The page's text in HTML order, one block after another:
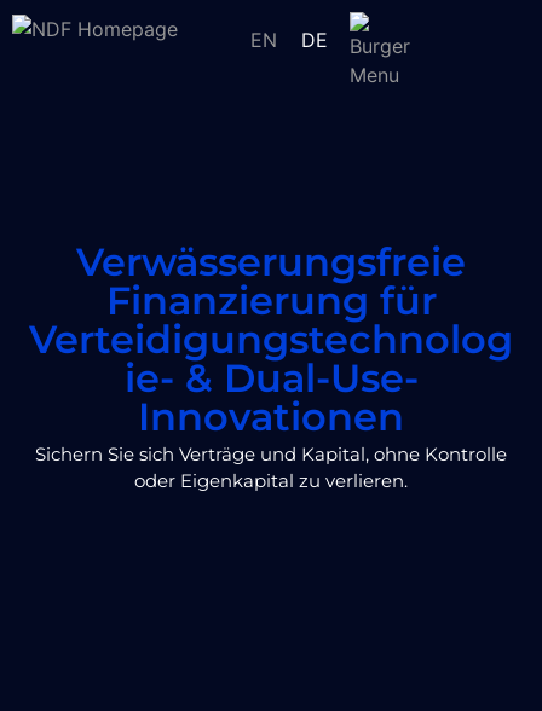
EN DE
Verwässerungsfreie
Finanzierung für
Verteidigungstechnolog
ie- & Dual-Use-
Innovationen
Sichern Sie sich Verträge und Kapital, ohne Kontrolle
oder Eigenkapital zu verlieren.